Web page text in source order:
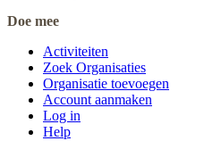
Doe mee
Activiteiten
Zoek Organisaties
Organisatie toevoegen
Account aanmaken
Log in
Help